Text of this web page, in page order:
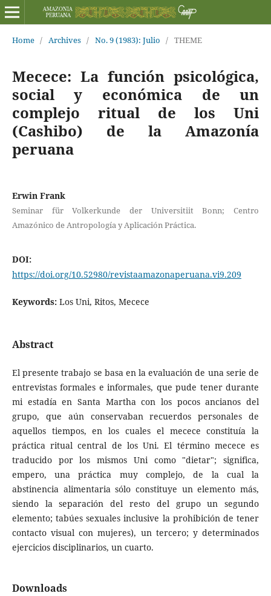
Home / Archives / No. 9 (1983): Julio / THEME
Mecece: La función psicológica,
social y económica de un
complejo ritual de los Uni
(Cashibo) de la Amazonía
peruana
Erwin Frank
Seminar für Volkerkunde der Universitiit Bonn; Centro
Amazónico de Antropología y Aplicación Práctica.
DOI:
https://doi.org/10.52980/revistaamazonaperuana.vi9.209
Keywords: Los Uni, Ritos, Mecece
Abstract
El presente trabajo se basa en la evaluación de una serie de
entrevistas formales e informales, que pude tener durante
mi estadía en Santa Martha con los pocos ancianos del
grupo, que aún conservaban recuerdos personales de
aquellos tiempos, en los cuales el mecece constituía la
práctica ritual central de los Uni. El término mecece es
traducido por los mismos Uni como "dietar"; significa,
empero, una práctica muy complejo, de la cual la
abstinencia alimentaria sólo constituye un elemento más,
siendo la separación del resto del grupo un segundo
elemento; tabúes sexuales inclusive la prohibición de tener
contacto visual con mujeres), un tercero; y determinados
ejercicios disciplinarios, un cuarto.
Downloads